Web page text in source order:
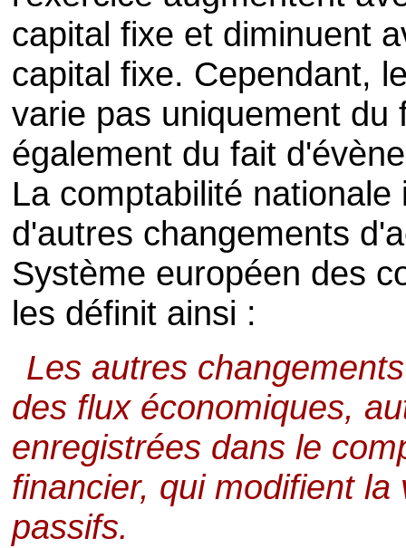
capital fixe et diminuent
capital fixe. Cependant,
varie pas uniquement
également du fait
La comptabilité
d'autres changements
Système européen des
les définit ainsi :
Les autres
des flux économiques,
enregistrées dans le
financier, qui modifient
passifs.